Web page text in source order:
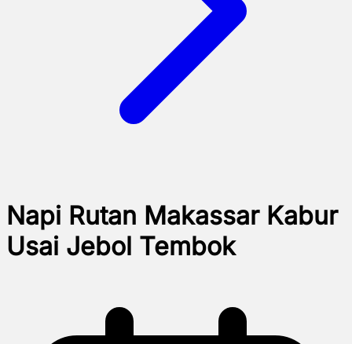
Napi Rutan Makassar Kabur
Usai Jebol Tembok